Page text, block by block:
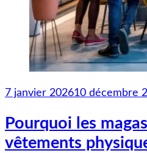
7 janvier 202610 décembre
Pourquoi les
vêtements